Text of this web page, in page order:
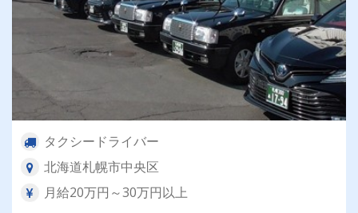
タクシードライバー
北海道札幌市中央区
月給20万円～30万円以上